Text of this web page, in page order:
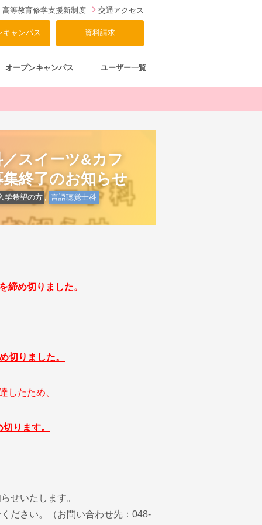
高等教育修学支援新制度 交通アクセス
キャンパス 資料請求
オープンキャンパス ユーザー一覧
／スイーツ&カフ
終了のお知らせ
学希望の方 , 言語聴覚士科
締め切りました。
切りました。
したため、
ります。
せいたします。
ださい。（お問い合わせ先：048-